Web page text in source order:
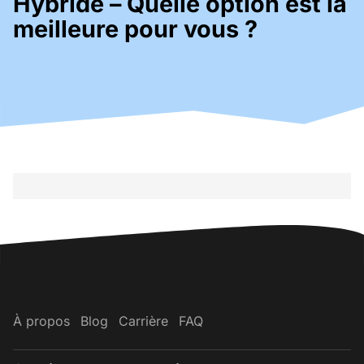
meilleure pour vous ?
À propos Blog Carrière FAQ